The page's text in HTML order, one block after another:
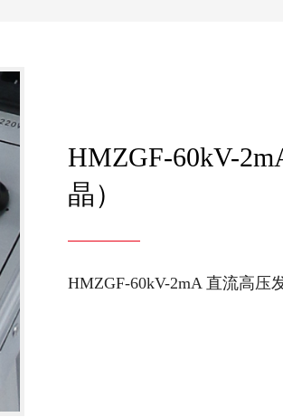
HMZGF-60kV-
晶）
HMZGF-60kV-2mA 直流高压